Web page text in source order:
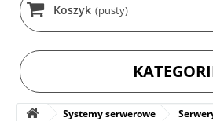
Koszyk (pusty)
Systemy serwerowe